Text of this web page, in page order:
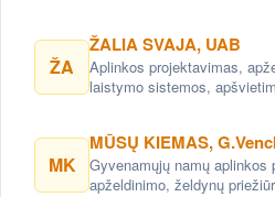
ŽA
ŽALIA SVAJA, UAB
Aplinkos projektavimas,
laistymo sistemos,
vienmetėmis ir
vandens lelijomis, vandens
Tvenkinukų ir ekotvenkinių
MK
MŪSŲ KIEMAS,
Gyvenamųjų namų aplinkos
apželdinimo, želdynų